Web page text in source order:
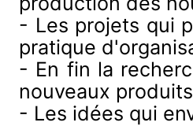
- Les projets qui
pratique
- En fin la
nouveaux
- Les idées qui